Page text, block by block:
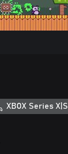
XBOX Series X|S